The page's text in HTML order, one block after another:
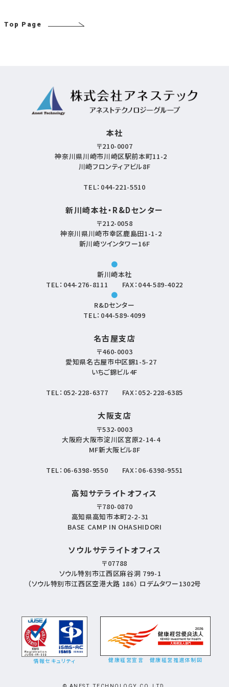
Top Page
本社
〒210-0007
神奈川県川崎市川崎区駅前本町11-2
川崎フロンティアビル8F
TEL： 044-221-5510
新川崎本社・R&Dセンター
〒212-0058
神奈川県川崎市幸区鹿島田1-1-2
新川崎ツインタワー16F
●
新川崎本社
TEL： 044-276-8111 FAX：044-589-4022
●
R&Dセンター
TEL： 044-589-4099
名古屋支店
〒460-0003
愛知県名古屋市中区錦1-5-27
いちご錦ビル4F
TEL： 052-228-6377 FAX：052-228-6385
大阪支店
〒532-0003
大阪府大阪市淀川区宮原2-14-4
MF新大阪ビル8F
TEL： 06-6398-9550 FAX：06-6398-9551
高知サテライトオフィス
〒780-0870
高知県高知市本町2-2-31
BASE CAMP IN OHASHIDORI
ソウルサテライトオフィス
〒07788
ソウル特別市江西区麻谷洞 799-1
（ソウル特別市江西区空港大路 186） ロデムタワー1302号
情報セキュリティ 健康経営宣言 健康経営推進体制図